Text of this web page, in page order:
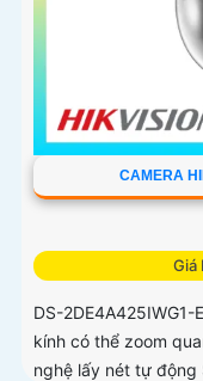
CAMERA
Giá
DS-
kính có thể zoom
nghệ lấy nét tự động